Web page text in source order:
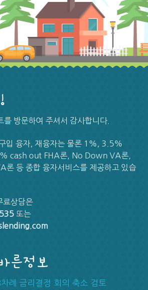
를 방문하여 주셔서 감사합니다.
입 융자, 재융자는 물론 1%, 3.5%
cash out FHA론, No Down VA론,
등 종합 융자서비스를 제공하고 있습
료상담은
또는
른정보
례 금리결정 회의 축소 검토